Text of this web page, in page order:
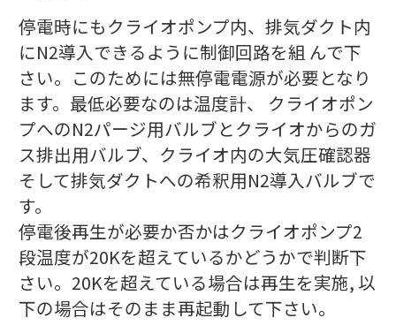
停電時にもクライオポンプ内、排気ダクト内
にN2導入できるように制御回路を組 んで下
さい。このためには無停電電源が必要となり
ます。最低必要なのは温度計、 クライオポン
プへのN2パージ用バルブとクライオからのガ
ス排出用バルブ、クライオ内の大気圧確認器
そして排気ダクトへの希釈用N2導入バルブで
す。
停電後再生が必要か否かはクライオポンプ2
段温度が20Kを超えているかどうかで判断下
さい。20Kを超えている場合は再生を実施, 以
下の場合はそのまま再起動して下さい。